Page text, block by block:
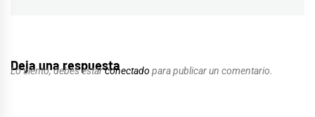
Deja una respuesta
Lo siento, debes estarconectado para publicar un comentario.